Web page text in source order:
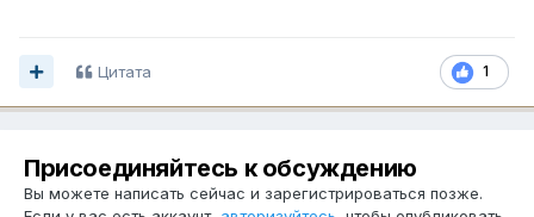
1
Цитата
Присоединяйтесь к обсуждению
Вы можете написать сейчас и зарегистрироваться позже.